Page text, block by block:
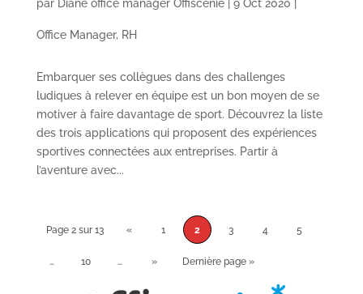
par Diane office manager Offiscenie| 9 Oct 2020
Office Manager, RH
Embarquer ses collègues dans des challenges
ludiques à relever en équipe est un bon moyen de se
motiver à faire davantage de sport. Découvrez la liste
des trois applications qui proposent des expériences
sportives connectées aux entreprises. Partir à
l’aventure avec...
Page 2 sur 13 « 1 2 3 4 5
… 10 … » Dernière page »